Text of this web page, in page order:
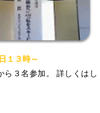
１３時～
３名参加。 詳しくはし